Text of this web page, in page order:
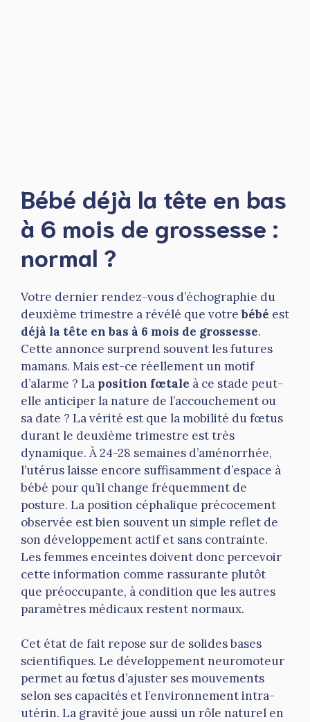
Bébé déjà la tête en bas
à 6 mois de grossesse :
normal ?
Votre dernier rendez-vous d’échographie du
deuxième trimestre a révélé que votrebébé est
déjà la tête en bas à 6 mois de grossesse.
Cette annonce surprend souvent les futures
mamans. Mais est-ce réellement un motif
d’alarme ? La position fœtale à ce stade peut-
elle anticiper la nature de l’accouchement ou
sa date ? La vérité est que la mobilité du fœtus
durant le deuxième trimestre est très
dynamique. À 24-28 semaines d’aménorrhée,
l’utérus laisse encore suffisamment d’espace à
bébé pour qu’il change fréquemment de
posture. La position céphalique précocement
observée est bien souvent un simple reflet de
son développement actif et sans contrainte.
Les femmes enceintes doivent donc percevoir
cette information comme rassurante plutôt
que préoccupante, à condition que les autres
paramètres médicaux restent normaux.
Cet état de fait repose sur de solides bases
scientifiques. Le développement neuromoteur
permet au fœtus d’ajuster ses mouvements
selon ses capacités et l’environnement intra-
utérin. La gravité joue aussi un rôle naturel en